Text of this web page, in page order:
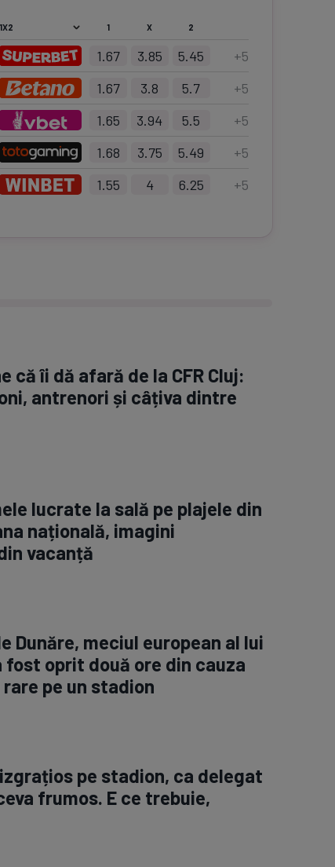
1 X 2
1.67 3.85 5.45 +5
1.67
3.8 5.7 +5
1.65
3.94 5.5 +5
1.68
3.75 5.49 +5
1.55
4 6.25 +5
că îi dă afară de la CFR Cluj:
antrenori și câțiva dintre
lucrate la sală pe plajele din
națională, imagini
vacanță
Dunăre, meciul european al lui
fost oprit două ore din cauza
pe un stadion
pe stadion, ca delegat
frumos. E ce trebuie,